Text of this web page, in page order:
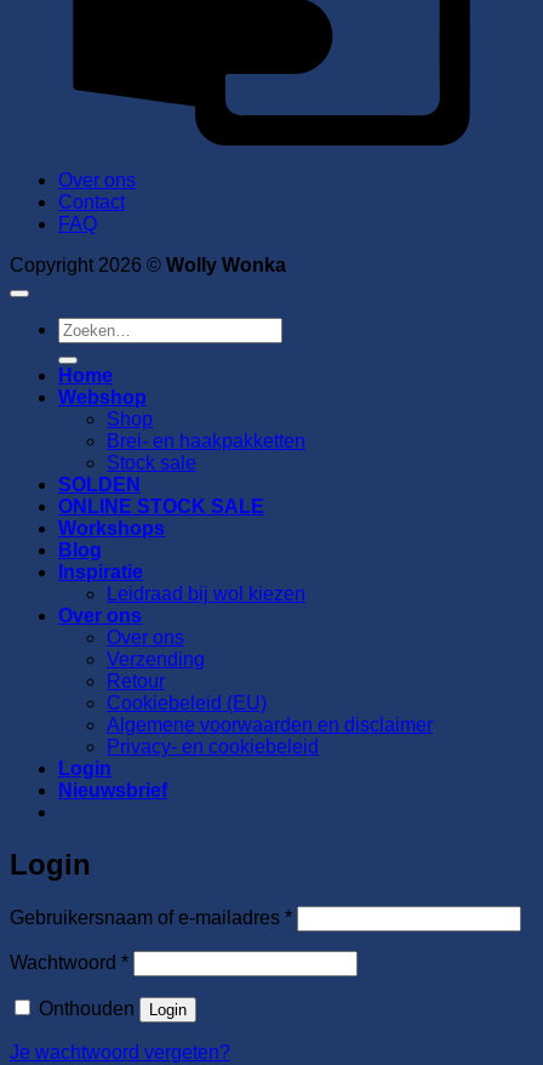
Over ons
Contact
FAQ
Copyright 2026 © Wolly Wonka
Zoeken
naar:
Home
Webshop
Shop
Brei- en haakpakketten
Stock sale
SOLDEN
ONLINE STOCK SALE
Workshops
Blog
Inspiratie
Leidraad bij wol kiezen
Over ons
Over ons
Verzending
Retour
Cookiebeleid (EU)
Algemene voorwaarden en disclaimer
Privacy- en cookiebeleid
Login
Nieuwsbrief
Login
Gebruikersnaam of e-mailadres *Vereist
Wachtwoord *Vereist
Onthouden Login
Je wachtwoord vergeten?